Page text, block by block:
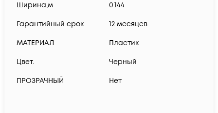
Ширина,м 0.144
Гарантийный срок 12 месяцев
МАТЕРИАЛ Пластик
Цвет. Черный
ПРОЗРАЧНЫЙ Нет